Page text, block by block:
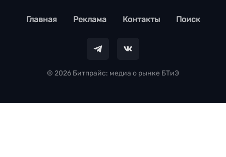
footer
Главная Реклама Контакты Поиск
© 2026 Битпрайс: медиа о рынке БТиЭ